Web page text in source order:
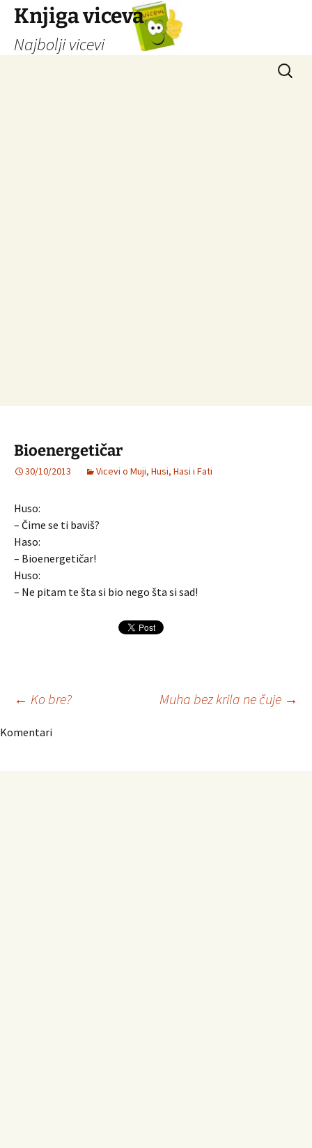
Knjiga viceva
Najbolji vicevi
Bioenergetičar
30/10/2013 Vicevi o Muji, Husi, Hasi i Fati
Huso:
– Čime se ti baviš?
Haso:
– Bioenergetičar!
Huso:
– Ne pitam te šta si bio nego šta si sad!
Navigacija
← Ko bre? Muha bez krila ne čuje →
Komentari